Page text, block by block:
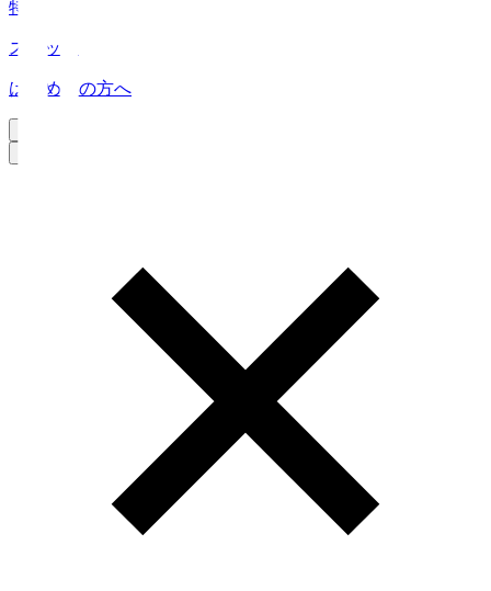
特集
スタッツ
はじめての方へ